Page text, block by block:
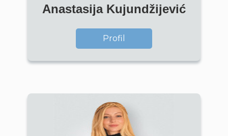
Anastasija Kujundžijević
Profil